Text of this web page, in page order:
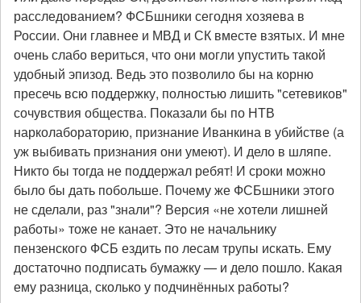
расследованием? ФСБшники сегодня хозяева в
России. Они главнее и МВД и СК вместе взятых. И мне
очень слабо вериться, что они могли упустить такой
удобный эпизод. Ведь это позволило бы на корню
пресечь всю поддержку, полностью лишить "сетевиков"
сочувствия общества. Показали бы по НТВ
нарколабораторию, признание Иванкина в убийстве (а
уж выбивать признания они умеют). И дело в шляпе.
Никто бы тогда не поддержал ребят! И сроки можно
было бы дать побольше. Почему же ФСБшники этого
не сделали, раз "знали"? Версия «не хотели лишней
работы» тоже не канает. Это не начальнику
пензенского ФСБ ездить по лесам трупы искать. Ему
достаточно подписать бумажку — и дело пошло. Какая
ему разница, сколько у подчинённых работы?